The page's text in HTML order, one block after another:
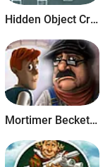
Hidden Object Crosswords
Mortimer Beckett and the Crimson Thief Deluxe